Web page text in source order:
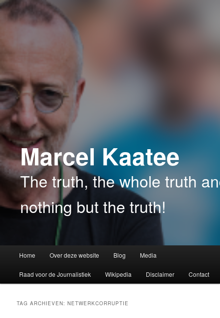
Spring
Spring
Marcel Kaatee
The truth, the whole truth
nothing but the truth!
Home Over deze website Blog Media
Raad voor de Journalistiek Wikipedia Disclaimer Contact
TAG ARCHIEVEN:NETWERKCORRUPTIE